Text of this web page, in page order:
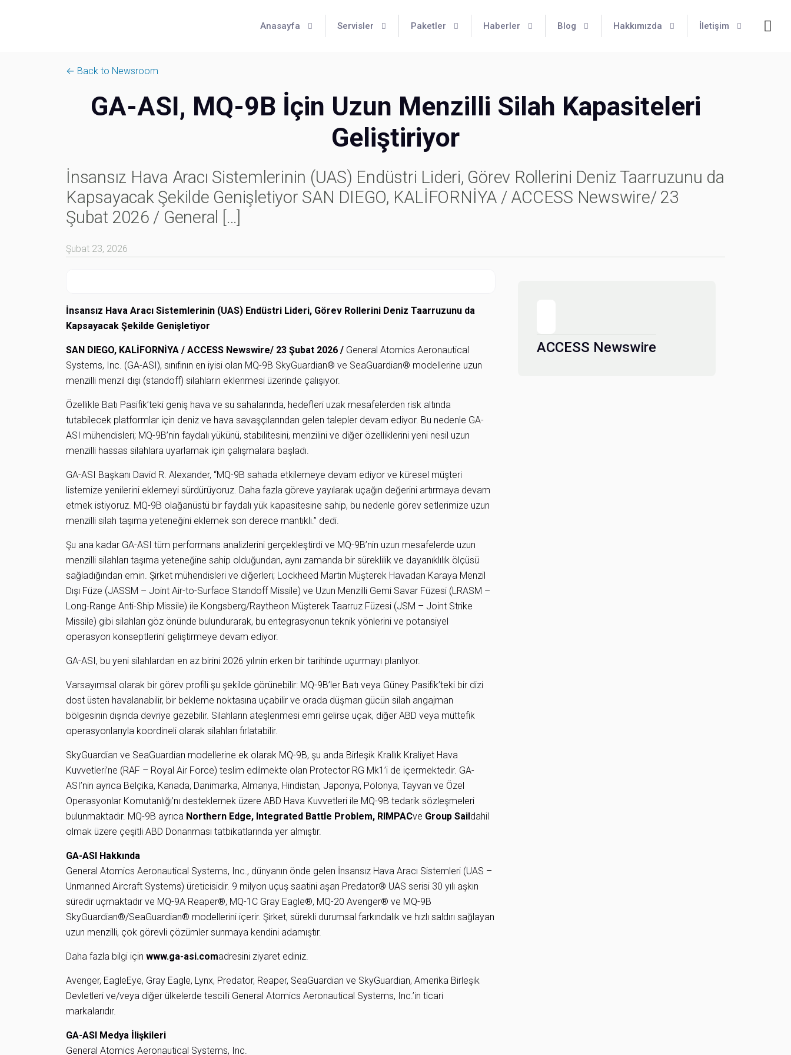
Anasayfa Servisler Paketler Haberler Blog Hakkımızda İletişim
← Back to Newsroom
GA-ASI, MQ-9B İçin Uzun Menzilli Silah Kapasiteleri
Geliştiriyor
İnsansız Hava Aracı Sistemlerinin (UAS) Endüstri Lideri, Görev Rollerini Deniz Taarruzunu da
Kapsayacak Şekilde Genişletiyor SAN DIEGO, KALİFORNİYA / ACCESS Newswire/ 23
Şubat 2026 / General
[…]
Şubat 23, 2026
İnsansız Hava Aracı Sistemlerinin (UAS) Endüstri Lideri, Görev Rollerini Deniz Taarruzunu da
Kapsayacak Şekilde Genişletiyor
SAN DIEGO, KALİFORNİYA / ACCESS Newswire/ 23 Şubat 2026 / General Atomics Aeronautical
Systems, Inc. (GA-ASI), sınıfının en iyisi olan MQ-9B SkyGuardian® ve SeaGuardian® modellerine uzun
menzilli menzil dışı (standoff) silahların eklenmesi üzerinde çalışıyor.
Özellikle Batı Pasifik’teki geniş hava ve su sahalarında, hedefleri uzak mesafelerden risk altında
tutabilecek platformlar için deniz ve hava savaşçılarından gelen talepler devam ediyor. Bu nedenle GA-
ASI mühendisleri; MQ-9B’nin faydalı yükünü, stabilitesini, menzilini ve diğer özelliklerini yeni nesil uzun
menzilli hassas silahlara uyarlamak için çalışmalara başladı.
GA-ASI Başkanı David R. Alexander, “MQ-9B sahada etkilemeye devam ediyor ve küresel müşteri
listemize yenilerini eklemeyi sürdürüyoruz. Daha fazla göreve yayılarak uçağın değerini artırmaya devam
etmek istiyoruz. MQ-9B olağanüstü bir faydalı yük kapasitesine sahip, bu nedenle görev setlerimize uzun
menzilli silah taşıma yeteneğini eklemek son derece mantıklı.” dedi.
Şu ana kadar GA-ASI tüm performans analizlerini gerçekleştirdi ve MQ-9B’nin uzun mesafelerde uzun
menzilli silahları taşıma yeteneğine sahip olduğundan, aynı zamanda bir süreklilik ve dayanıklılık ölçüsü
sağladığından emin. Şirket mühendisleri ve diğerleri; Lockheed Martin Müşterek Havadan Karaya Menzil
Dışı Füze (JASSM – Joint Air-to-Surface Standoff Missile) ve Uzun Menzilli Gemi Savar Füzesi (LRASM –
Long-Range Anti-Ship Missile) ile Kongsberg/Raytheon Müşterek Taarruz Füzesi (JSM – Joint Strike
Missile) gibi silahları göz önünde bulundurarak, bu entegrasyonun teknik yönlerini ve potansiyel
operasyon konseptlerini geliştirmeye devam ediyor.
GA-ASI, bu yeni silahlardan en az birini 2026 yılınin erken bir tarihinde uçurmayı planlıyor.
Varsayımsal olarak bir görev profili şu şekilde görünebilir: MQ-9B’ler Batı veya Güney Pasifik’teki bir dizi
dost üsten havalanabilir, bir bekleme noktasına uçabilir ve orada düşman gücün silah angajman
bölgesinin dışında devriye gezebilir. Silahların ateşlenmesi emri gelirse uçak, diğer ABD veya müttefik
operasyonlarıyla koordineli olarak silahları fırlatabilir.
SkyGuardian ve SeaGuardian modellerine ek olarak MQ-9B, şu anda Birleşik Krallık Kraliyet Hava
Kuvvetleri’ne (RAF – Royal Air Force) teslim edilmekte olan Protector RG Mk1’i de içermektedir. GA-
ASI’nin ayrıca Belçika, Kanada, Danimarka, Almanya, Hindistan, Japonya, Polonya, Tayvan ve Özel
Operasyonlar Komutanlığı’nı desteklemek üzere ABD Hava Kuvvetleri ile MQ-9B tedarik sözleşmeleri
bulunmaktadır. MQ-9B ayrıca Northern Edge, Integrated Battle Problem, RIMPACve Group Saildahil
olmak üzere çeşitli ABD Donanması tatbikatlarında yer almıştır.
GA-ASI Hakkında
General Atomics Aeronautical Systems, Inc., dünyanın önde gelen İnsansız Hava Aracı Sistemleri (UAS –
Unmanned Aircraft Systems) üreticisidir. 9 milyon uçuş saatini aşan Predator® UAS serisi 30 yılı aşkın
süredir uçmaktadır ve MQ-9A Reaper®, MQ-1C Gray Eagle®, MQ-20 Avenger® ve MQ-9B
SkyGuardian®/SeaGuardian® modellerini içerir. Şirket, sürekli durumsal farkındalık ve hızlı saldırı sağlayan
uzun menzilli, çok görevli çözümler sunmaya kendini adamıştır.
Daha fazla bilgi için www.ga-asi.comadresini ziyaret ediniz.
Avenger, EagleEye, Gray Eagle, Lynx, Predator, Reaper, SeaGuardian ve SkyGuardian, Amerika Birleşik
Devletleri ve/veya diğer ülkelerde tescilli General Atomics Aeronautical Systems, Inc.’in ticari
markalarıdır.
GA-ASI Medya İlişkileri
General Atomics Aeronautical Systems, Inc.
ACCESS Newswire